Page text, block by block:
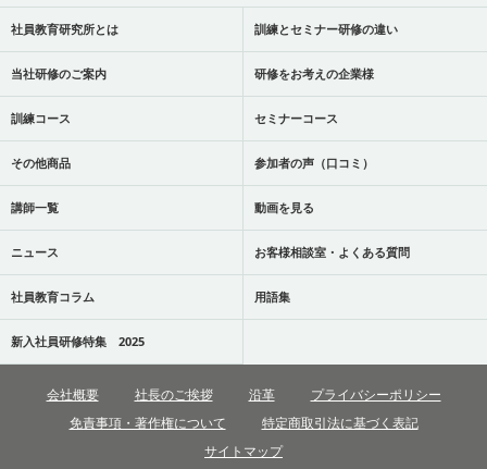
社員教育研究所とは 訓練とセミナー研修の違い
当社研修のご案内 研修をお考えの企業様
訓練コース セミナーコース
その他商品 参加者の声（口コミ）
講師一覧 動画を見る
ニュース お客様相談室・よくある質問
社員教育コラム 用語集
新入社員研修特集 2025
会社概要 社長のご挨拶 沿革
プライバシーポリシー
免責事項・著作権について
特定商取引法に基づく表記
サイトマップ